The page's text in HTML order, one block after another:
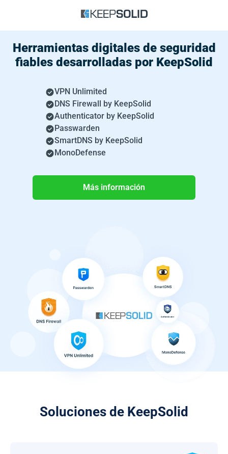
Herramientas digitales de seguridad
fiables desarrolladas por KeepSolid
VPN Unlimited
DNS Firewall by KeepSolid
Authenticator by KeepSolid
Passwarden
SmartDNS by KeepSolid
MonoDefense
Más información
Soluciones de KeepSolid